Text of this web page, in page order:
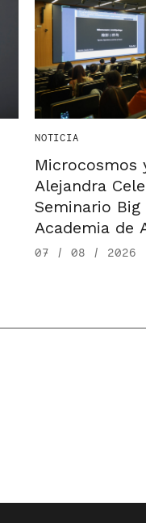
NOTICIA
Microcosmos
Alejandra
Seminario
Academia de
07 / 08 / 2026